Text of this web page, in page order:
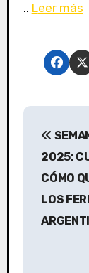
.. Leer más
N
2025:
CÓMO
LOS